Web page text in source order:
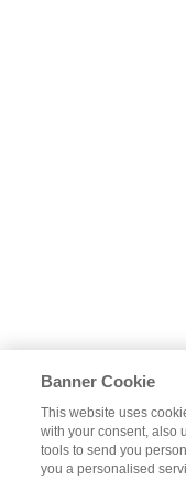
Banner Cookie
This website uses
with your consent, also
tools to send you
you a personalised